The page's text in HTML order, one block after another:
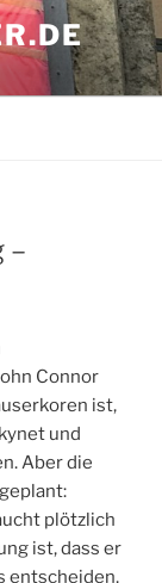
–
Connor
ist,
und
Aber die
plötzlich
ist, dass er
entscheiden,